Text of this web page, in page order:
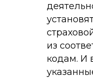
из
кодам. И